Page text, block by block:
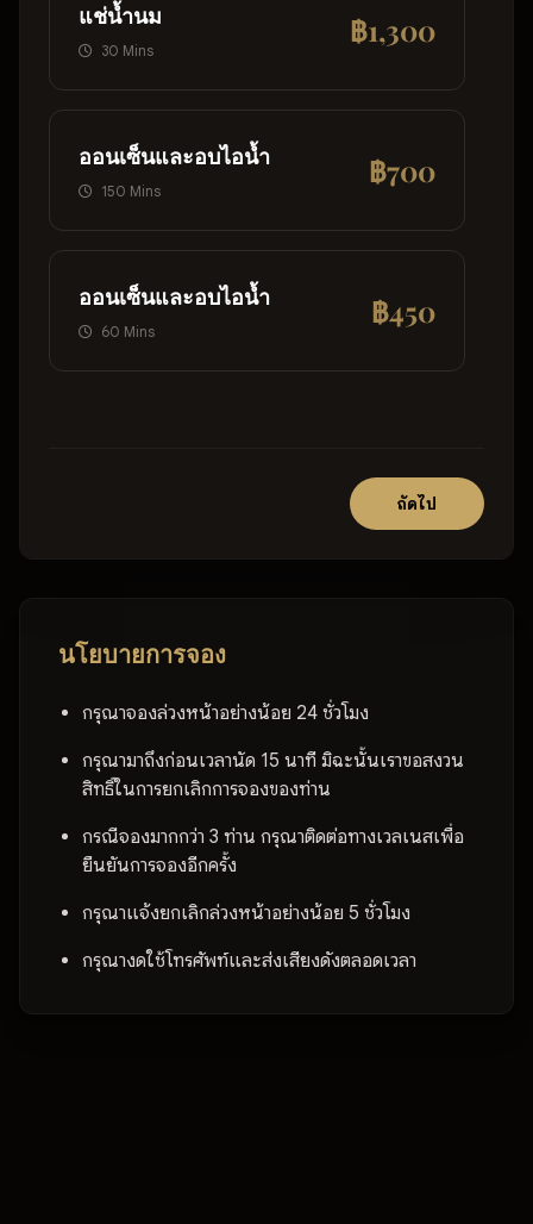
แช่น้ำนม
30 Mins
฿1,300
ออนเซ็นและอบไอน้ำ
150 Mins
฿700
ออนเซ็นและอบไอน้ำ
60 Mins
฿450
ถัดไป
นโยบายการจอง
กรุณาจองล่วงหน้าอย่างน้อย 24 ชั่วโมง
กรุณามาถึงก่อนเวลานัด 15 นาที มิฉะนั้นเราขอสงวน
สิทธิ์ในการยกเลิกการจองของท่าน
กรณีจองมากกว่า 3 ท่าน กรุณาติดต่อทางเวลเนสเพื่อ
ยืนยันการจองอีกครั้ง
กรุณาแจ้งยกเลิกล่วงหน้าอย่างน้อย 5 ชั่วโมง
กรุณางดใช้โทรศัพท์และส่งเสียงดังตลอดเวลา